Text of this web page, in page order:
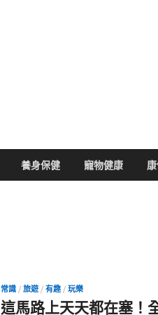
養身保健 寵物健康
常識 / 旅遊 / 有趣 / 玩樂
這馬路上天天都在塞！